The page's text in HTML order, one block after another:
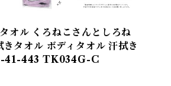
オル くろねこさんとしろね
タオル ボディタオル 汗拭き
41-443 TK034G-C